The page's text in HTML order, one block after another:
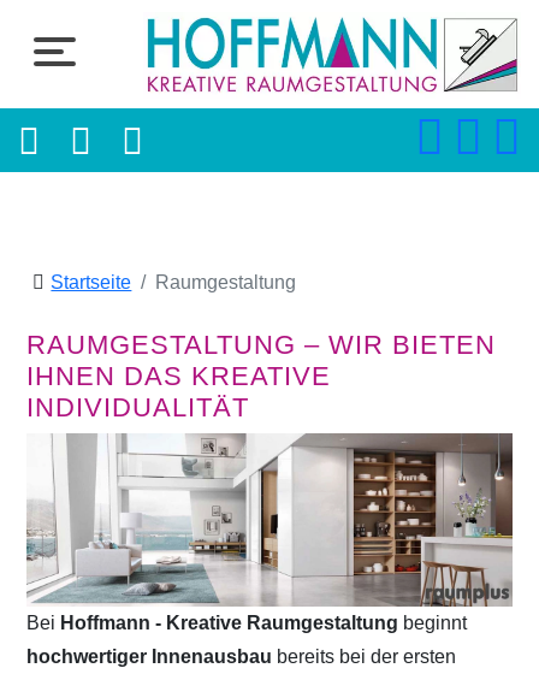
Startseite Raumgestaltung
RAUMGESTALTUNG – WIR BIETEN
IHNEN DAS KREATIVE
INDIVIDUALITÄT
Bei Hoffmann - Kreative Raumgestaltung beginnt
hochwertiger Innenausbau bereits bei der ersten